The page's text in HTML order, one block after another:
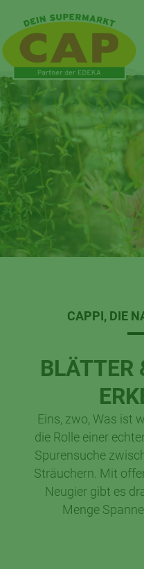
CAPPI, DIE
BLÄTTER
Eins, zwo, Was ist
die Rolle einer
Spurensuche
Sträuchern. Mit
Neugier gibt es
Menge